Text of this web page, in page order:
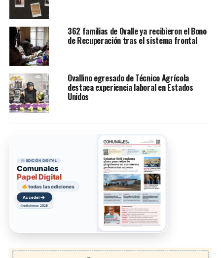
362 familias de Ovalle ya recibieron el Bono
de Recuperación tras el sistema frontal
Ovallino egresado de Técnico Agrícola
destaca experiencia laboral en Estados
Unidos
EDICIÓN DIGITAL
Comunales
Papel Digital
todas las ediciones
Acceder→
ediciones 2026